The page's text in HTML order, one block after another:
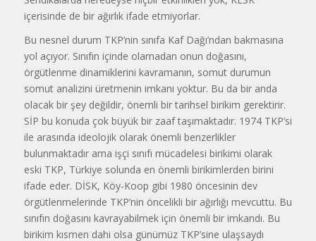
içerisinde de bir ağırlık ifade etmiyorlar.
Bu nesnel durum TKP’nin sınıfa Kaf Dağı’ndan bakmasına
yol açıyor. Sınıfın içinde olamadan onun doğasını,
örgütlenme dinamiklerini kavramanın, somut durumun
somut analizini üretmenin imkanı yoktur. Bu da bir anda
olacak bir şey değildir, önemli bir tarihsel birikim gerektirir.
SİP bu konuda çok büyük bir zaaf taşımaktadır. 1974 TKP’si
ile arasında ideolojik olarak önemli benzerlikler
bulunmaktadır ama işçi sınıfı mücadelesi birikimi olarak
eski TKP, Türkiye solunda en önemli birikimlerden birini
ifade eder. DİSK, Köy-Koop gibi 1980 öncesinin dev
örgütlenmelerinde TKP’nin öncelikli bir ağırlığı mevcuttu. Bu
sınıfın doğasını kavrayabilmek için önemli bir imkandı. Bu
birikim kısmen dahi olsa günümüz TKP’sine ulaşsaydı